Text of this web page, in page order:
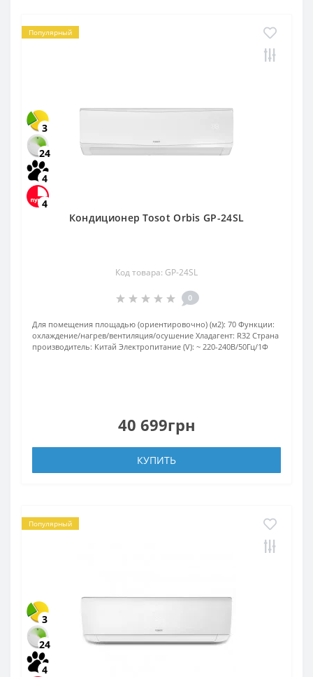
Популярный
3
24
4
4
Кондиционер Tosot Orbis GP-24SL
Код товара: GP-24SL
0
Для помещения площадью (ориентировочно) (м2): 70 Функции:
охлаждение/нагрев/вентиляция/осушение Хладагент: R32 Страна
производитель: Китай Электропитание (V): ~ 220-240В/50Гц/1Ф
40 699грн
КУПИТЬ
Популярный
3
24
4